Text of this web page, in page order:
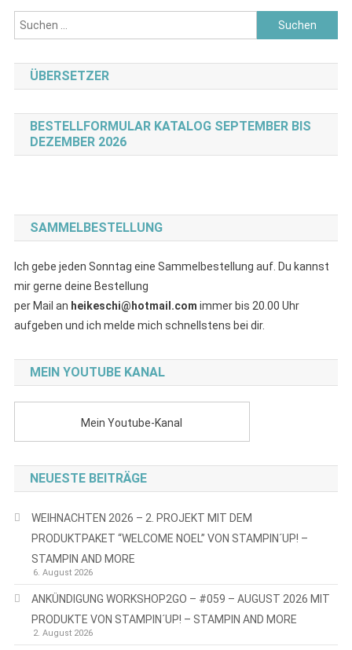
Suchen
nach:
ÜBERSETZER
BESTELLFORMULAR KATALOG SEPTEMBER BIS
DEZEMBER 2026
SAMMELBESTELLUNG
Ich gebe jeden Sonntag eine Sammelbestellung auf. Du kannst
mir gerne deine Bestellung
per Mail an heikeschi@hotmail.com immer bis 20.00 Uhr
aufgeben und ich melde mich schnellstens bei dir.
MEIN YOUTUBE KANAL
Mein Youtube-Kanal
NEUESTE BEITRÄGE
WEIHNACHTEN 2026 – 2. PROJEKT MIT DEM
PRODUKTPAKET “WELCOME NOEL” VON STAMPIN´UP! –
STAMPIN AND MORE
6. August 2026
ANKÜNDIGUNG WORKSHOP2GO – #059 – AUGUST 2026 MIT
PRODUKTE VON STAMPIN´UP! – STAMPIN AND MORE
2. August 2026